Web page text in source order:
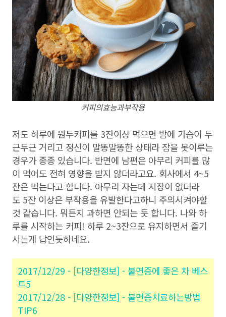
커피의효능과부작용
저도 하루에 원두커피를 3잔이상 먹으면 밤에 가슴이 두
근두근 거리고 정신이 말똥말똥한 상태라 잠을 못이루는
경우가 종종 있습니다. 반면에 남편은 아무리 커피를 많
이 먹어도 전혀 영향을 받지 않더라고요. 회사에서 4~5
잔은 먹는다고 합니다. 아무리 자는데 지장이 없더라
도 5잔 이상은 부작용을 유발한다고하니 주의시켜야할
것 같습니다. 뭐든지 과하면 안되는 듯 합니다. 나와 하
루를 시작하는 커피! 하루 2~3잔으로 유지하면서 즐기
시는게 답인듯하네요.
2017/12/29 - [다양한정보] - 불면증에 좋은 차 베스
트5
2017/12/28 - [다양한정보] - 불면증치료하는방법
TIP6